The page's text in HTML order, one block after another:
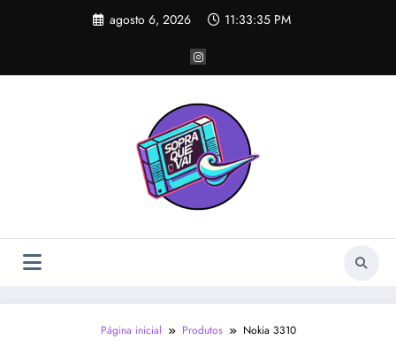
agosto 6, 2026 11:33:36 PM
Página inicial Produtos Nokia 3310